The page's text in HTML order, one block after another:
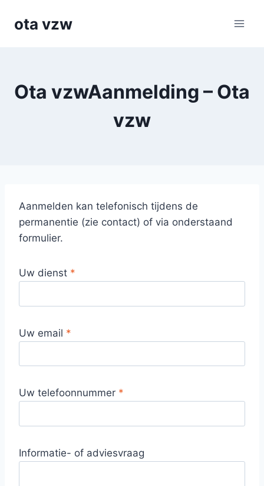
ota vzw
Ota vzwAanmelding – Ota
vzw
Aanmelden kan telefonisch tijdens de
permanentie (zie contact) of via onderstaand
formulier.
Uw dienst *
Uw email *
Uw telefoonnummer *
Informatie- of adviesvraag